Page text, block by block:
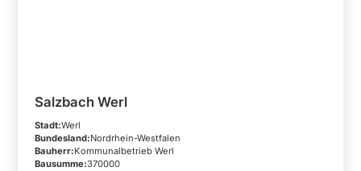
Salzbach Werl
Stadt:Werl
Bundesland:Nordrhein-Westfalen
Bauherr:Kommunalbetrieb Werl
Bausumme:370000